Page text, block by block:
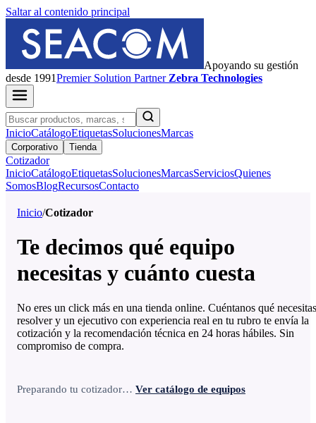
Saltar al contenido principal
Apoyando su gestión
desde 1991PremierSolution Partner Zebra Technologies
InicioCatálogoEtiquetasSolucionesMarcas
Corporativo Tienda
Cotizador
InicioCatálogoEtiquetasSolucionesMarcasServiciosQuienes
SomosBlogRecursosContacto
Inicio/Cotizador
Te decimos qué equipo
necesitas y cuánto cuesta
No eres un click más en una tienda online. Cuéntanos qué necesitas
resolver y un ejecutivo con experiencia real en tu rubro te envía la
cotización y la recomendación técnica en 24 horas hábiles. Sin
compromiso de compra.
Preparando tu cotizador… Ver catálogo de equipos